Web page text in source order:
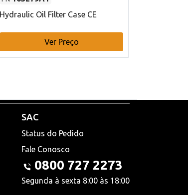
Hydraulic Oil Filter Case CE
Ver Preço
SAC
Status do Pedido
Fale Conosco
0800 727 2273
Segunda à sexta 8:00 às 18:00